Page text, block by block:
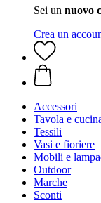
Sei un nuovo
Crea un
Accessori
Tavola e
Tessili
Vasi e fioriere
Mobili e
Outdoor
Marche
Sconti